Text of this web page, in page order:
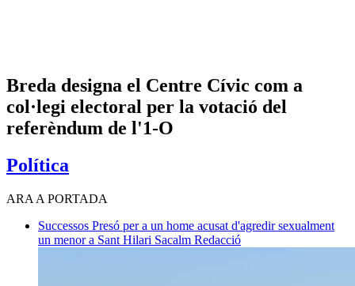
Breda designa el Centre Cívic com a
col·legi electoral per la votació del
referèndum de l'1-O
Política
ARA A PORTADA
Successos Presó per a un home acusat d'agredir sexualment
un menor a Sant Hilari Sacalm Redacció